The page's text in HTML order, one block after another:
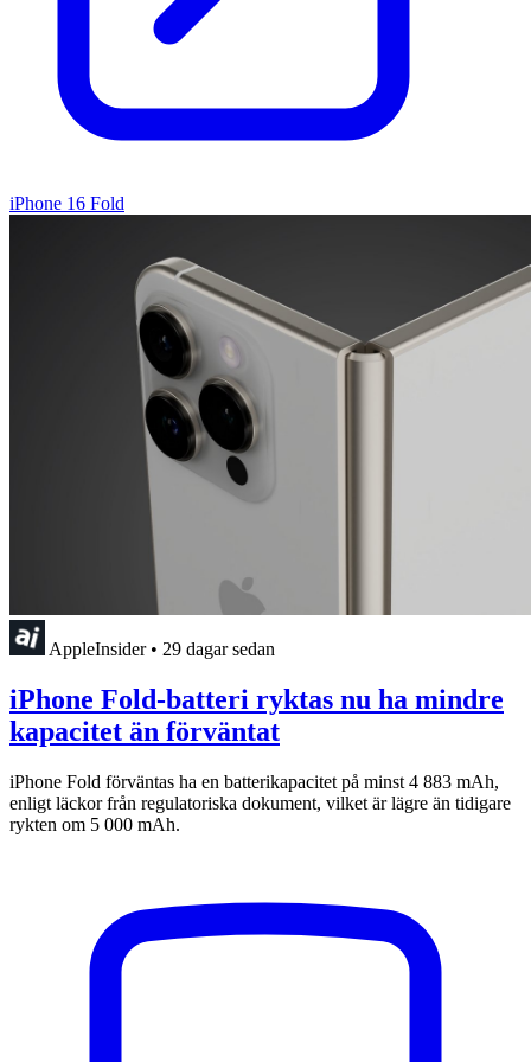
iPhone 16 Fold
AppleInsider • 29 dagar sedan
iPhone Fold-batteri ryktas nu ha mindre
kapacitet än förväntat
iPhone Fold förväntas ha en batterikapacitet på minst 4 883 mAh,
enligt läckor från regulatoriska dokument, vilket är lägre än tidigare
rykten om 5 000 mAh.